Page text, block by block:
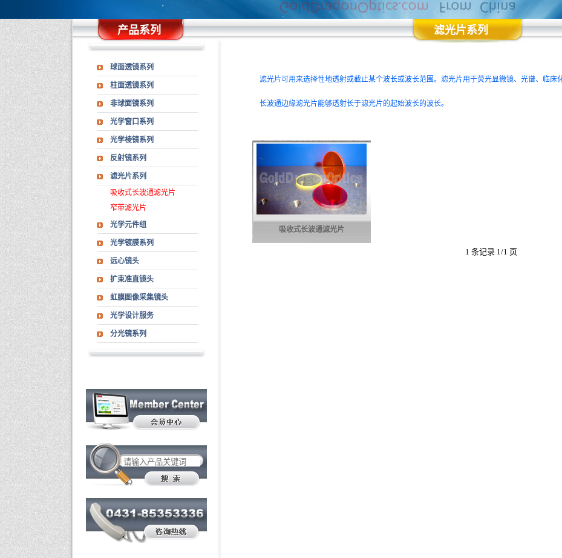
产品系列 滤光片系列
球面透镜系列
柱面透镜系列
非球面镜系列
光学窗口系列
光学棱镜系列
反射镜系列
滤光片系列
吸收式长波通滤光片
窄带滤光片
光学元件组
光学镀膜系列
远心镜头
扩束准直镜头
虹膜图像采集镜头
光学设计服务
分光镜系列
滤光片可用来选择性地透射或截止某个波长或波长范围。滤光片用于荧光显微镜、光谱、临床
长波通边缘滤光片能够透射长于滤光片的起始波长的波长。
吸收式长波通滤光片
1 条记录 1/1 页